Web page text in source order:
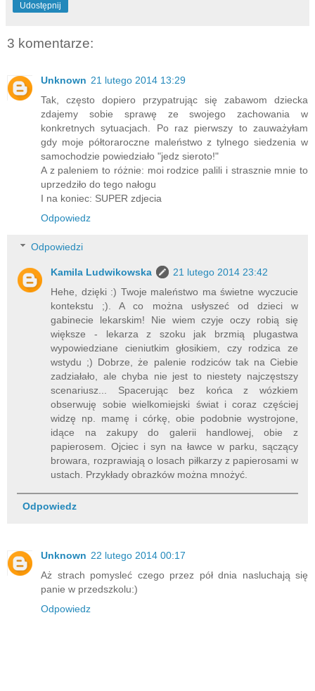
Udostępnij
3 komentarze:
Unknown 21 lutego 2014 13:29
Tak, często dopiero przypatrując się zabawom dziecka
zdajemy sobie sprawę ze swojego zachowania w
konkretnych sytuacjach. Po raz pierwszy to zauważyłam
gdy moje półtoraroczne maleństwo z tylnego siedzenia w
samochodzie powiedziało "jedz sieroto!"
A z paleniem to różnie: moi rodzice palili i strasznie mnie to
uprzedziło do tego nałogu
I na koniec: SUPER zdjecia
Odpowiedz
Odpowiedzi
Kamila Ludwikowska
21 lutego 2014 23:42
Hehe, dzięki :) Twoje maleństwo ma świetne wyczucie
kontekstu ;). A co można usłyszeć od dzieci w
gabinecie lekarskim! Nie wiem czyje oczy robią się
większe - lekarza z szoku jak brzmią plugastwa
wypowiedziane cieniutkim głosikiem, czy rodzica ze
wstydu ;) Dobrze, że palenie rodziców tak na Ciebie
zadziałało, ale chyba nie jest to niestety najczęstszy
scenariusz... Spacerując bez końca z wózkiem
obserwuję sobie wielkomiejski świat i coraz częściej
widzę np. mamę i córkę, obie podobnie wystrojone,
idące na zakupy do galerii handlowej, obie z
papierosem. Ojciec i syn na ławce w parku, sączący
browara, rozprawiają o losach piłkarzy z papierosami w
ustach. Przykłady obrazków można mnożyć.
Odpowiedz
Unknown 22 lutego 2014 00:17
Aż strach pomysleć czego przez pół dnia nasluchają się
panie w przedszkolu:)
Odpowiedz